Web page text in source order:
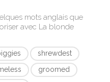
mots anglais que
avec La blonde
shrewdest
groomed